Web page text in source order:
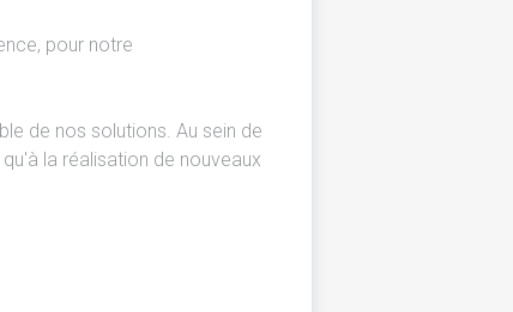
pour notre
de nos solutions. Au sein de
la réalisation de nouveaux